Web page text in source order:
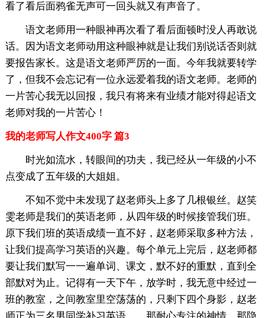
看了看后面鸦雀无声可一回头就又有声音了。
语文老师用一种眼神再次看了看后面顿时没人再敢说
话。因为语文老师动用这种眼神就是让我们别说话否则就
要报告家长。这是语文老师严厉的一面。今年我就要转学
了，但我不会忘记有一位永远爱着我的语文老师。老师的
一片苦心我无以回报，我只有将来有业绩才能对得起语文
老师对我的一片苦心！
我的老师写人作文400字 篇3
时光如流水，转眼间的功夫，我已经从一年级的小不
点变成了五年级的大姐姐。
不知不觉中未发现了赵老师头上多了几根银丝。赵笑
雯老师是我们的英语老师，从四年级的时候接管我们班。
原下我们班的英语成绩一直不好，赵老师采取多种方法，
让我们提高学习英语的兴趣。每个单元上完后，赵老师都
要让我们默写一一遍单词、课文，默不好的重默，直到全
部默对为止。记得有一天下午，放学时，我无意中经过一
班的教室，之间教室里空荡荡的，只剩下四个身影，赵老